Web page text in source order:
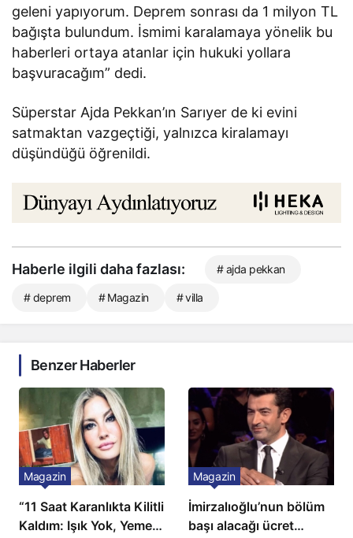
geleni yapıyorum. Deprem sonrası da 1 milyon TL
bağışta bulundum. İsmimi karalamaya yönelik bu
haberleri ortaya atanlar için hukuki yollara
başvuracağım” dedi.
Süperstar Ajda Pekkan’ın Sarıyer de ki evini
satmaktan vazgeçtiği, yalnızca kiralamayı
düşündüğü öğrenildi.
Haberle ilgili daha fazlası: # ajda pekkan
# deprem # Magazin # villa
Benzer Haberler
“11 Saat Karanlıkta Kilitli
Kaldım: Işık Yok, Yemek
Magazin
İmirzalıoğlu’nun bölüm
başı alacağı ücret
Magazin